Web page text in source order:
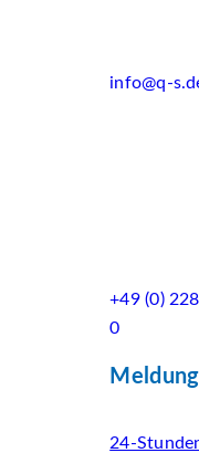
info@q-
+49 (0)
0
24-